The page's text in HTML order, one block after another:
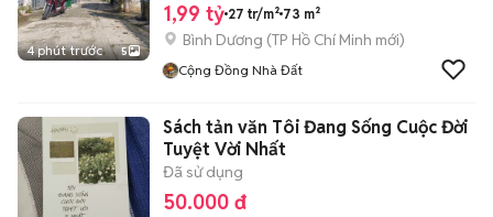
4 phút trước 5
1,99 tỷ 27 tr/m² 73 m²
Bình Dương (TP Hồ Chí Minh mới)
Cộng Đồng Nhà Đất
Sách tản văn Tôi Đang Sống Cuộc Đời
Tuyệt Vời Nhất
Đã sử dụng
50.000 đ